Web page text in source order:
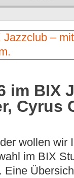
im BIX
Cyrus
wollen wir
im BIX
Eine